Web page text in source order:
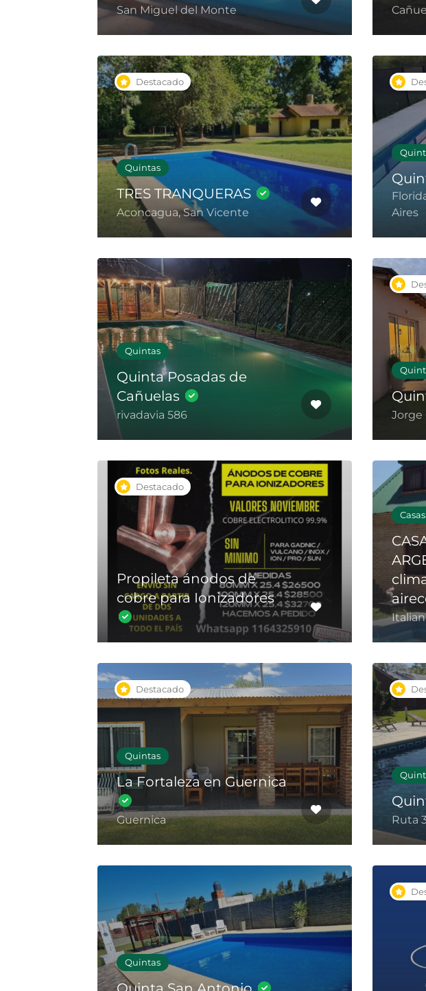
San Miguel del Monte
Destacado
Quintas
TRES TRANQUERAS
Aconcagua, San Vicente
Aires
Quintas
Quinta Posadas de
Cañuelas
rivadavia 586 Jorge
Destacado
Propileta ánodos de
cobre para Ionizadores
Destacado
Quintas
La Fortaleza en Guernica
Guernica Ruta
Quintas